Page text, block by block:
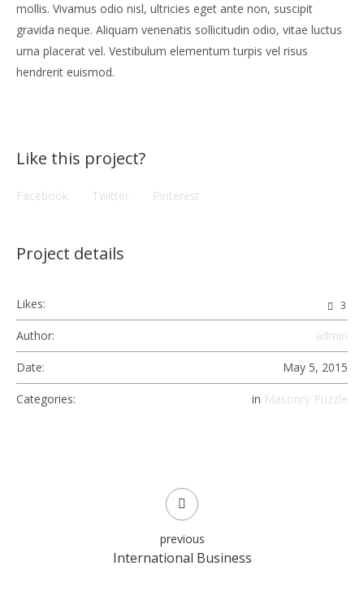
mollis. Vivamus odio nisl, ultricies eget ante non, suscipit
gravida neque. Aliquam venenatis sollicitudin odio, vitae luctus
urna placerat vel. Vestibulum elementum turpis vel risus
hendrerit euismod.
Like this project?
Facebook Twitter Pinterest
Project details
Likes: 3
Author: admin
Date: May 5, 2015
Categories: in Masonry Puzzle
International Business
previous